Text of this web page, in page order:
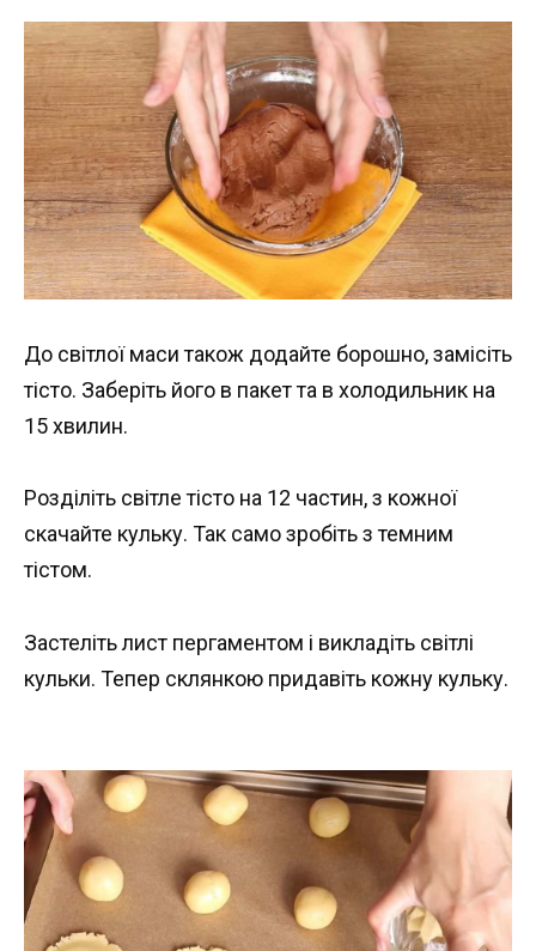
До світлої маси також додайте борошно, замісіть
тісто. Заберіть його в пакет та в холодильник на
15 хвилин.
Розділіть світле тісто на 12 частин, з кожної
скачайте кульку. Так само зробіть з темним
тістом.
Застеліть лист пергаментом і викладіть світлі
кульки. Тепер склянкою придавіть кожну кульку.